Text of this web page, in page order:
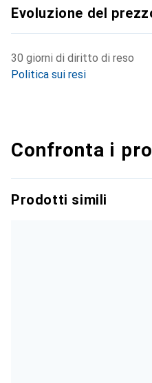
Evoluzione del
30 giorni di diritto di reso
Politica sui resi
Confronta i
Prodotti simili